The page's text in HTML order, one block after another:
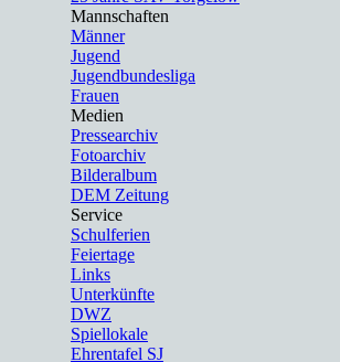
Mannschaften
Männer
Jugend
Jugendbundesliga
Frauen
Medien
Pressearchiv
Fotoarchiv
Bilderalbum
DEM Zeitung
Service
Schulferien
Feiertage
Links
Unterkünfte
DWZ
Spiellokale
Ehrentafel SJ